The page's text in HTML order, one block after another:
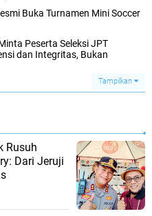
Buka Turnamen Mini Soccer
Peserta Seleksi JPT
dan Integritas, Bukan
Tampilkan
Rusuh
Dari Jeruji